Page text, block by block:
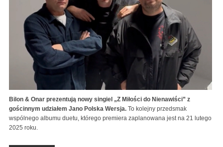
Bilon & Onar prezentują nowy singiel „Z Miłości do Nienawiści” z
gościnnym udziałem Jano Polska Wersja. To kolejny przedsmak
wspólnego albumu duetu, którego premiera zaplanowana jest na 21 lutego
2025 roku.